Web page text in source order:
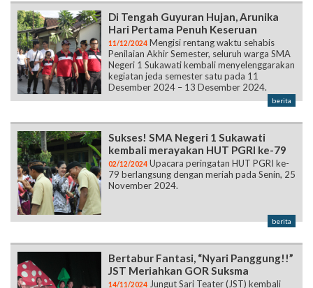
Penilaian Akhir Semester, seluruh warga SMA
Negeri 1 Sukawati kembali menyelenggarakan
kegiatan jeda semester satu pada 11
Desember 2024 – 13 Desember 2024.
berita
Sukses! SMA Negeri 1 Sukawati
kembali merayakan HUT PGRI ke-79
79 berlangsung dengan meriah pada Senin, 25
November 2024.
berita
JST Meriahkan GOR Suksma
adakan “Nyari Panggung!!” untuk kedua
kalinya dalam rangka latihan dasar pada
Sabtu, 2 November 2024 di GOR SMA Negeri
1 Sukawati.